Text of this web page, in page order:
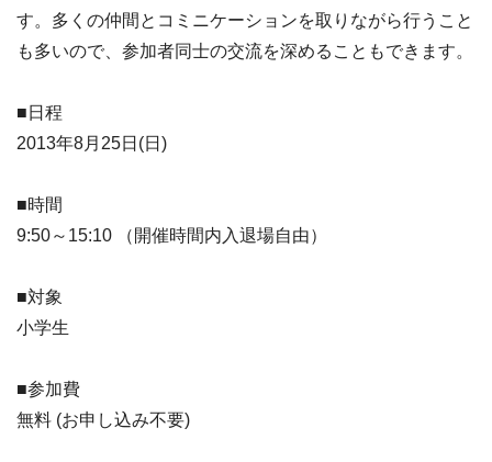
す。多くの仲間とコミニケーションを取りながら行うこと
も多いので、参加者同士の交流を深めることもできます。
■日程
2013年8月25日(日)
■時間
9:50～15:10 （開催時間内入退場自由）
■対象
小学生
■参加費
無料 (お申し込み不要)